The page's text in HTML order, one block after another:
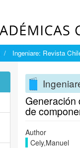
Ingeniare: Revista
Generación
de
Author
Cely,Manuel